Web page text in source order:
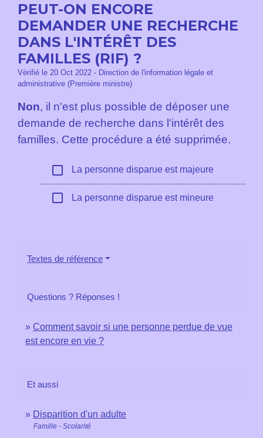
PEUT-ON ENCORE
DEMANDER UNE RECHERCHE
DANS L'INTÉRÊT DES
FAMILLES (RIF) ?
Vérifié le 20 Oct 2022 - Direction de l'information légale et
administrative (Première ministre)
Non, il n'est plus possible de déposer une
demande de recherche dans l'intérêt des
familles. Cette procédure a été supprimée.
check_box_outline_blank La personne disparue est majeure
check_box_outline_blank La personne disparue est mineure
Textes de référence
Questions ? Réponses !
Comment savoir si une personne perdue de vue
est encore en vie ?
Et aussi
Disparition d'un adulte
Famille - Scolarité